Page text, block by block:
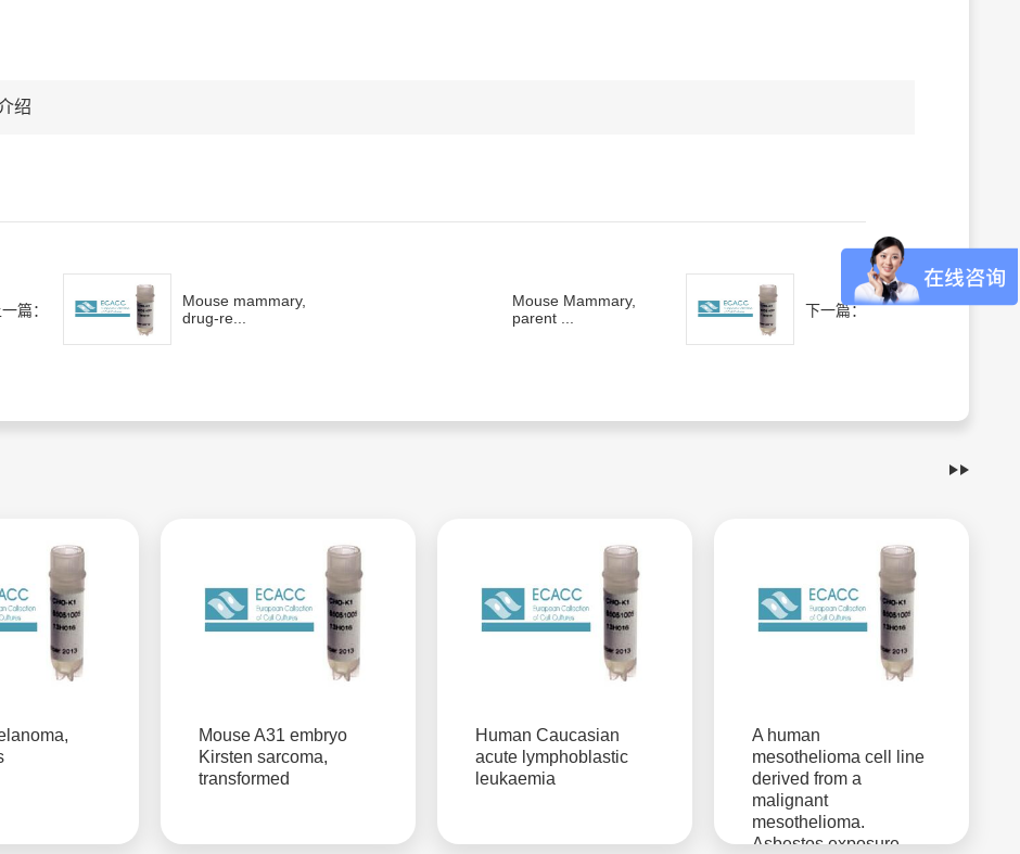
绍
一篇：
Mouse mammary,
drug-re...
Mouse Mammary,
parent ...
下一篇：
Mouse A31 embryo
Kirsten sarcoma,
transformed
Human Caucasian
acute lymphoblastic
leukaemia
A human
mesothelioma cell line
derived from a
malignant
mesothelioma.
Asbestos exposure